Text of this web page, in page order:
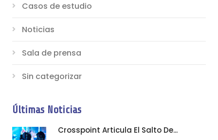
Casos de estudio
Noticias
Sala de prensa
Sin categorizar
Últimas Noticias
Crosspoint Articula El Salto De...